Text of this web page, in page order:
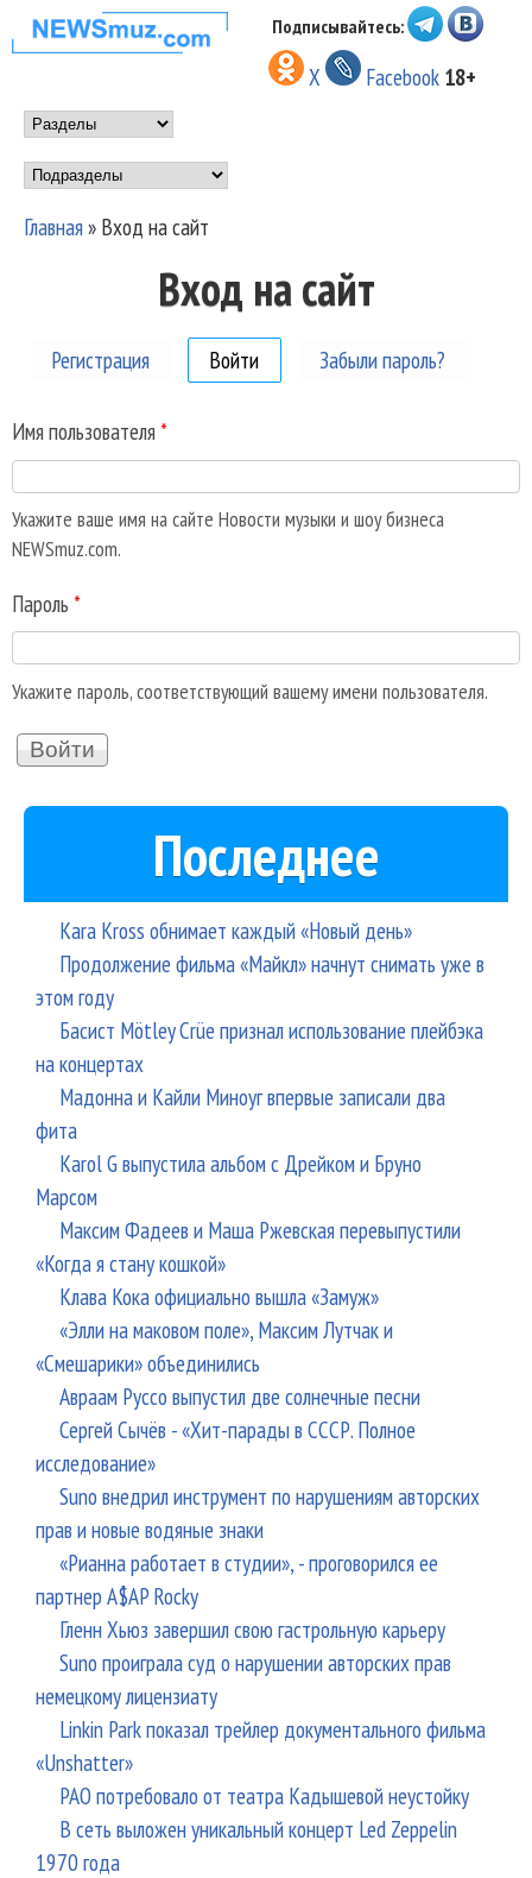
Перейти к основному
содержанию
НОВОСТИ
МУЗЫКИ И
ШОУ БИЗНЕСА
NEWSMUZ.COM
Подписывайтесь:
X Facebook 18+
Main menu
Подразделы
Вы здесь
Главная» Вход на сайт
Вход на сайт
Регистрация Войти (активная вкладка)
Забыли пароль?
Имя пользователя *
Укажите ваше имя на сайте Новости музыки и шоу бизнеса
NEWSmuz.com.
Пароль *
Укажите пароль, соответствующий вашему имени пользователя.
Последнее
Kara Kross обнимает каждый «Новый день»
Продолжение фильма «Майкл» начнут снимать уже в
этом году
Басист Mötley Crüe признал использование плейбэка
на концертах
Мадонна и Кайли Миноуг впервые записали два
фита
Karol G выпустила альбом с Дрейком и Бруно
Марсом
Максим Фадеев и Маша Ржевская перевыпустили
«Когда я стану кошкой»
Клава Кока официально вышла «Замуж»
«Элли на маковом поле», Максим Лутчак и
«Смешарики» объединились
Авраам Руссо выпустил две солнечные песни
Сергей Сычёв - «Хит-парады в СССР. Полное
исследование»
Suno внедрил инструмент по нарушениям авторских
прав и новые водяные знаки
«Рианна работает в студии», - проговорился ее
партнер A$AP Rocky
Гленн Хьюз завершил свою гастрольную карьеру
Suno проиграла суд о нарушении авторских прав
немецкому лицензиату
Linkin Park показал трейлер документального фильма
«Unshatter»
РАО потребовало от театра Кадышевой неустойку
В сеть выложен уникальный концерт Led Zeppelin
1970 года